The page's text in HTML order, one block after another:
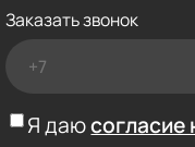
Заказать звонок
Я даюсогласие